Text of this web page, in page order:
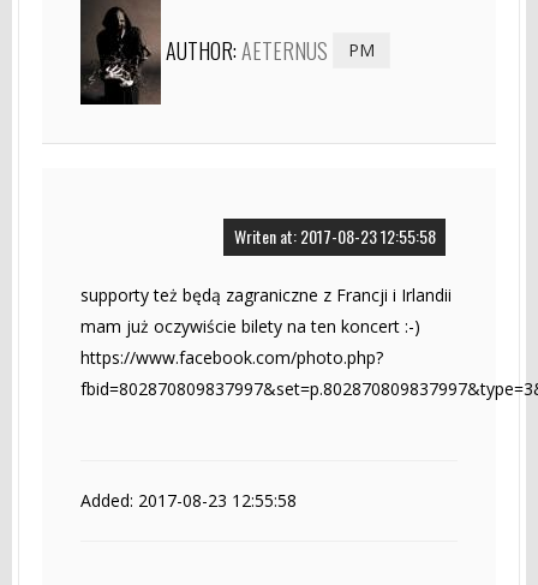
AUTHOR:AETERNUS PM
Writen at: 2017-08-23 12:55:58
supporty też będą zagraniczne z Francji i Irlandii
mam już oczywiście bilety na ten koncert :-)
https://www.facebook.com/photo.php?
Added: 2017-08-23 12:55:58